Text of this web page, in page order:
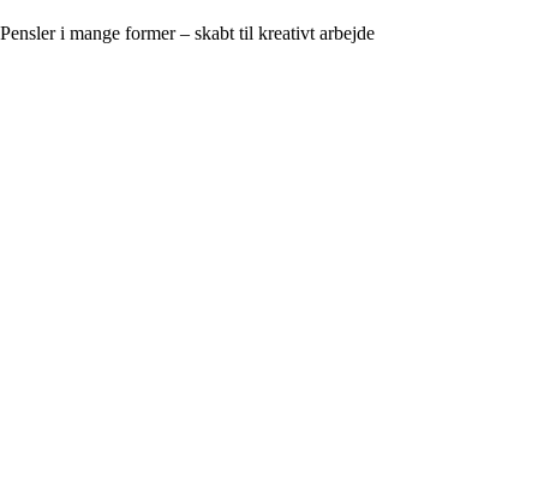
Pensler i mange former – skabt til kreativt arbejde